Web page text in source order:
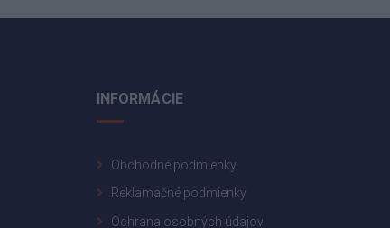
INFORMÁCIE
Obchodné podmienky
Reklamačné podmienky
Ochrana osobných údajov